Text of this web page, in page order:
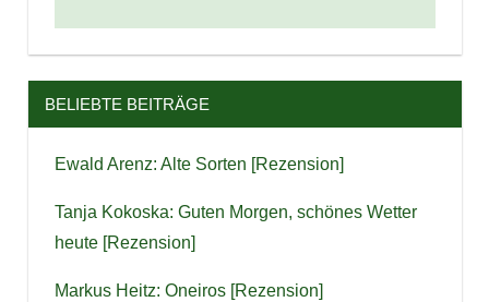
BELIEBTE BEITRÄGE
Ewald Arenz: Alte Sorten [Rezension]
Tanja Kokoska: Guten Morgen, schönes Wetter
heute [Rezension]
Markus Heitz: Oneiros [Rezension]